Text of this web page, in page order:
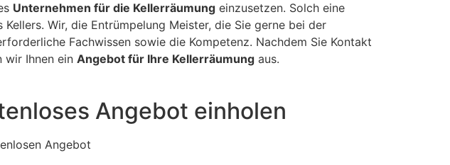
Unternehmen für die Kellerräumung einzusetzen. Solch eine
Wir, die Entrümpelung Meister, die Sie gerne bei der
Fachwissen sowie die Kompetenz. Nachdem Sie Kontakt
wir Ihnen ein Angebot für Ihre Kellerräumung aus.
Angebot einholen
Angebot